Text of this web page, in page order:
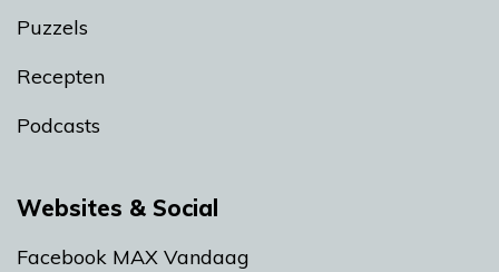
Puzzels
Recepten
Podcasts
Websites & Social
Facebook MAX Vandaag